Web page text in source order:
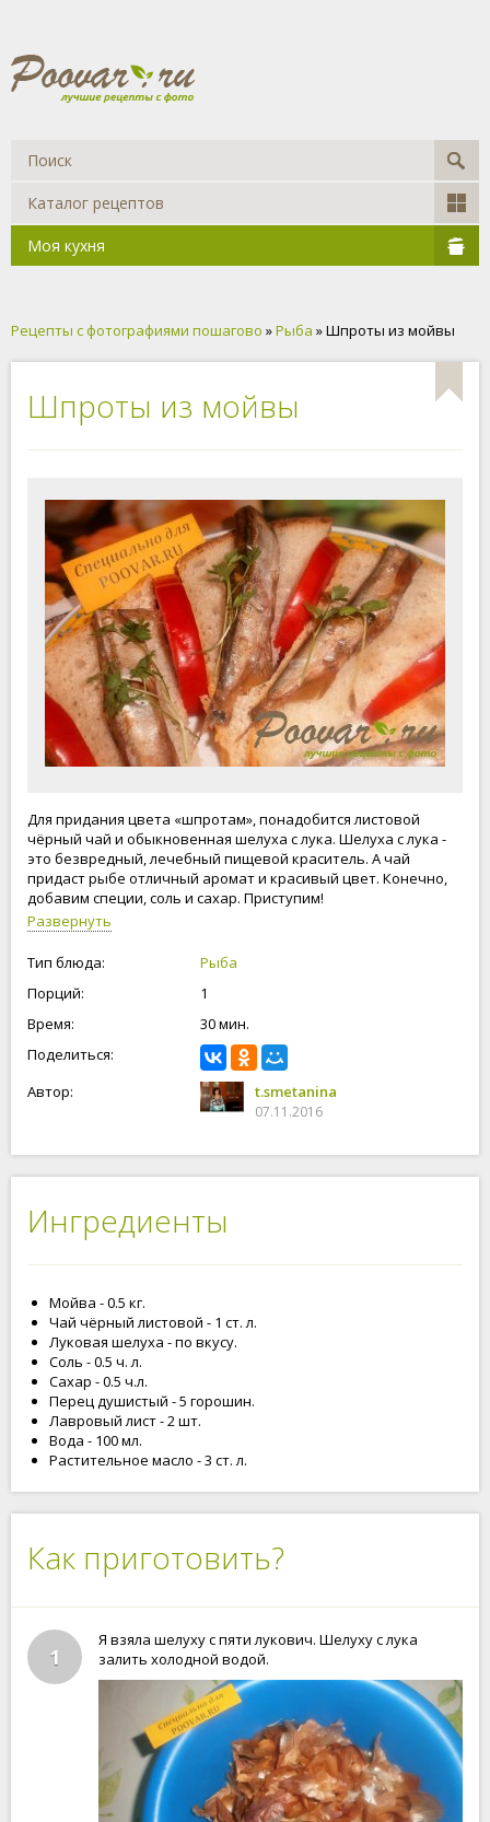
Каталог рецептов
Моя кухня
Рецепты с фотографиями пошагово »Рыба » Шпроты из мойвы
Шпроты из мойвы
Для придания цвета «шпротам», понадобится листовой
чёрный чай и обыкновенная шелуха с лука. Шелуха с лука -
это безвредный, лечебный пищевой краситель. А чай
придаст рыбе отличный аромат и красивый цвет. Конечно,
добавим специи, соль и сахар. Приступим!
Развернуть
Тип блюда:
Рыба
Порций:
1
Время:
30 мин.
Поделиться:
Автор:
t.smetanina
07.11.2016
Ингредиенты
Мойва - 0.5 кг.
Чай чёрный листовой - 1 ст. л.
Луковая шелуха - по вкусу.
Соль - 0.5 ч. л.
Сахар - 0.5 ч.л.
Перец душистый - 5 горошин.
Лавровый лист - 2 шт.
Вода - 100 мл.
Растительное масло - 3 ст. л.
Как приготовить?
1
Я взяла шелуху с пяти лукович. Шелуху с лука
залить холодной водой.